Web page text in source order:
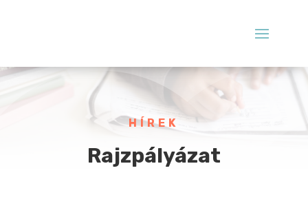
HÍREK
Rajzpályázat